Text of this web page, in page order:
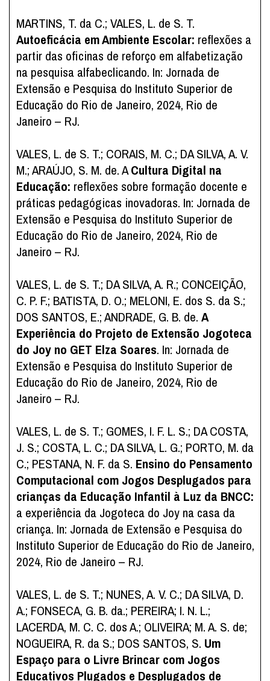
MARTINS, T. da C.; VALES, L. de S. T.
Autoeficácia em Ambiente Escolar: reflexões a
partir das oficinas de reforço em alfabetização
na pesquisa alfabeclicando. In: Jornada de
Extensão e Pesquisa do Instituto Superior de
Educação do Rio de Janeiro, 2024, Rio de
Janeiro – RJ.
VALES, L. de S. T.; CORAIS, M. C.; DA SILVA, A. V.
M.; ARAÚJO, S. M. de. ACultura Digital na
Educação: reflexões sobre formação docente e
práticas pedagógicas inovadoras. In: Jornada de
Extensão e Pesquisa do Instituto Superior de
Educação do Rio de Janeiro, 2024, Rio de
Janeiro – RJ.
VALES, L. de S. T.; DA SILVA, A. R.; CONCEIÇÃO,
C. P. F.; BATISTA, D. O.; MELONI, E. dos S. da S.;
DOS SANTOS, E.; ANDRADE, G. B. de. A
Experiência do Projeto de Extensão Jogoteca
do Joy no GET Elza Soares. In: Jornada de
Extensão e Pesquisa do Instituto Superior de
Educação do Rio de Janeiro, 2024, Rio de
Janeiro – RJ.
VALES, L. de S. T.; GOMES, I. F. L. S.; DA COSTA,
J. S.; COSTA, L. C.; DA SILVA, L. G.; PORTO, M. da
C.; PESTANA, N. F. da S. Ensino do Pensamento
Computacional com Jogos Desplugados para
crianças da Educação Infantil à Luz da BNCC:
a experiência da Jogoteca do Joy na casa da
criança. In: Jornada de Extensão e Pesquisa do
Instituto Superior de Educação do Rio de Janeiro,
2024, Rio de Janeiro – RJ.
VALES, L. de S. T.; NUNES, A. V. C.; DA SILVA, D.
A.; FONSECA, G. B. da.; PEREIRA; I. N. L.;
LACERDA, M. C. C. dos A.; OLIVEIRA; M. A. S. de;
NOGUEIRA, R. da S.; DOS SANTOS, S. Um
Espaço para o Livre Brincar com Jogos
Educativos Plugados e Desplugados de